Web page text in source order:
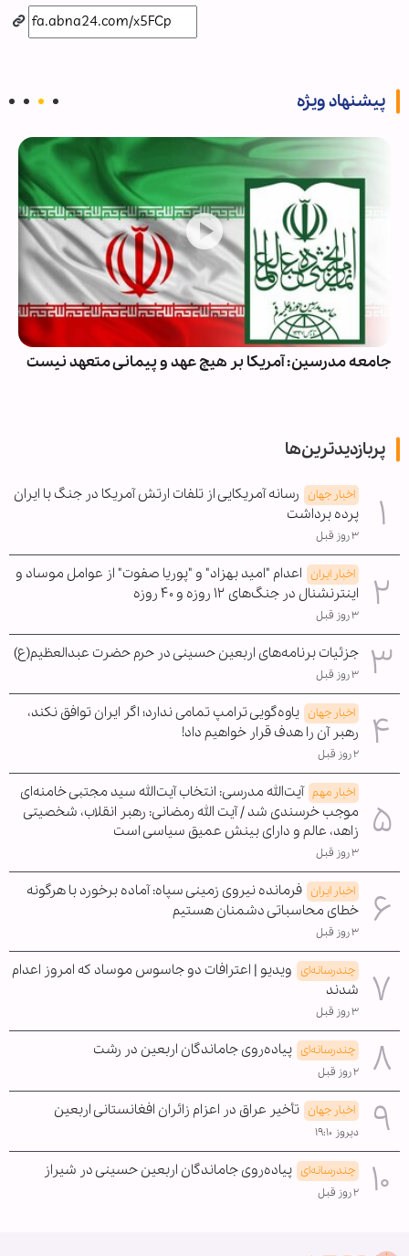
پیشنهاد ویژه
جامعه مدرسین: آمریکا بر هیچ عهد و پیمانی متعهد نیست
پربازدیدترین‌ها
اخبار جهان رسانه آمریکایی از تلفات ارتش آمریکا در جنگ با ایران
پرده برداشت
۳ روز قبل
اخبار ایران اعدام "امید بهزاد" و "پوریا صفوت" از عوامل موساد و
اینترنشنال در جنگ‌های ۱۲ روزه و ۴۰ روزه
۳ روز قبل
جزئیات برنامه‌های اربعین حسینی در حرم حضرت عبدالعظیم(ع)
۳ روز قبل
اخبار جهان یاوه‌گویی ترامپ تمامی ندارد؛ اگر ایران توافق نکند،
رهبر آن را هدف قرار خواهیم داد!
۲ روز قبل
اخبار مهم آیت‌الله مدرسی: انتخاب آیت‌الله سید مجتبی خامنه‌ای
موجب خرسندی شد / آیت الله رمضانی: رهبر انقلاب، شخصیتی
زاهد، عالم و دارای بینش عمیق سیاسی است
۳ روز قبل
اخبار ایران فرمانده نیروی زمینی سپاه: آماده برخورد با هرگونه
خطای محاسباتی دشمنان هستیم
۳ روز قبل
چندرسانه‌ای ویدیو | اعترافات دو جاسوس موساد که امروز اعدام
شدند
۳ روز قبل
چندرسانه‌ای پیاده‌روی جاماندگان اربعین در رشت
۲ روز قبل
اخبار جهان تأخیر عراق در اعزام زائران افغانستانی اربعین
دیروز ۱۹:۱۰
چندرسانه‌ای پیاده‌روی جاماندگان اربعین حسینی در شیراز
۲ روز قبل